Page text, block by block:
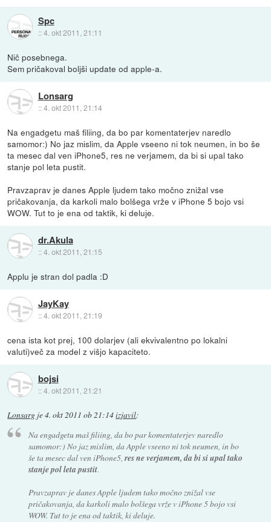
Spc
::4. okt 2011, 21:11
Nič posebnega.
Sem pričakoval boljši update od apple-a.
Lonsarg
::4. okt 2011, 21:14
Na engadgetu maš filiing, da bo par komentaterjev naredlo
samomor:) No jaz mislim, da Apple vseeno ni tok neumen, in bo še
ta mesec dal ven iPhone5, res ne verjamem, da bi si upal tako
stanje pol leta pustit.
Pravzaprav je danes Apple ljudem tako močno znižal vse
pričakovanja, da karkoli malo bolšega vrže v iPhone 5 bojo vsi
WOW. Tut to je ena od taktik, ki deluje.
dr.Akula
::4. okt 2011, 21:15
Applu je stran dol padla :D
JayKay
::4. okt 2011, 21:19
cena ista kot prej, 100 dolarjev (ali ekvivalentno po lokalni
valuti)več za model z višjo kapaciteto.
bojsi
::4. okt 2011, 21:21
Lonsarg je4. okt 2011 ob 21:14izjavil:
Na engadgetu maš filiing, da bo par komentaterjev naredlo
samomor:) No jaz mislim, da Apple vseeno ni tok neumen, in bo
še ta mesec dal ven iPhone5,res ne verjamem, da bi si upal tako
stanje pol leta pustit.
Pravzaprav je danes Apple ljudem tako močno znižal vse
pričakovanja, da karkoli malo bolšega vrže v iPhone 5 bojo vsi
WOW. Tut to je ena od taktik, ki deluje.